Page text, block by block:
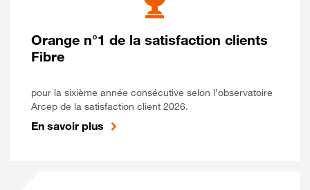
Orange n°1 de la satisfaction clients
Fibre
pour la sixième année consécutive selon l’observatoire
Arcep de la satisfaction client 2026.
En savoir plus